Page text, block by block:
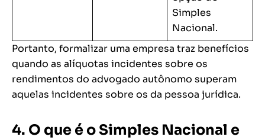
Simples
Nacional.
Portanto, formalizar uma empresa traz benefícios
quando as alíquotas incidentes sobre os
rendimentos do advogado autônomo superam
aquelas incidentes sobre os da pessoa jurídica.
4. O que é o Simples Nacional e